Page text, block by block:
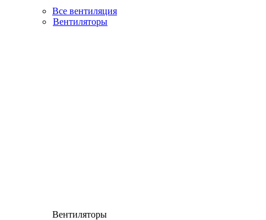
Все вентиляция
Вентиляторы
Вентиляторы